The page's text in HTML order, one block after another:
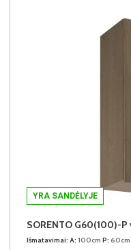
YRA SANDĖLYJE
Išmatavimai: A: 100cm P: 60cm